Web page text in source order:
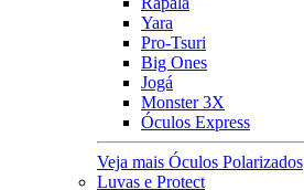
Yara
Pro-Tsuri
Big Ones
Jogá
Monster 3X
Óculos Express
Veja mais Óculos Polarizados
Luvas e Protect